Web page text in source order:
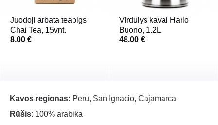
Juodoji arbata teapigs
Chai Tea, 15vnt.
8.00 €
Virdulys kavai Hario
Buono, 1.2L
48.00 €
Kavos regionas: Peru, San Ignacio, Cajamarca
Rūšis: 100% arabika